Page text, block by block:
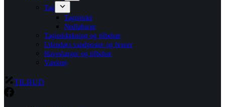
Tag
Tagrender
Nedløbsrør
Taginddækning og tilbehør
Udendørs vandposter og bruser
Haveslanger og tilbehør
Værktøj
TILBUD